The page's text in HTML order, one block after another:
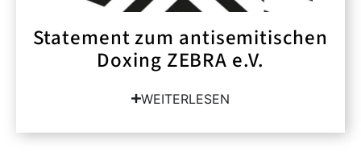
Statement zum antisemitischen
Doxing ZEBRA e.V.
WEITERLESEN